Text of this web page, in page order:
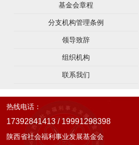
基金会章程
分支机构管理条例
领导致辞
组织机构
联系我们
热线电话：
17392841413 / 19991298398
陕西省社会福利事业发展基金会